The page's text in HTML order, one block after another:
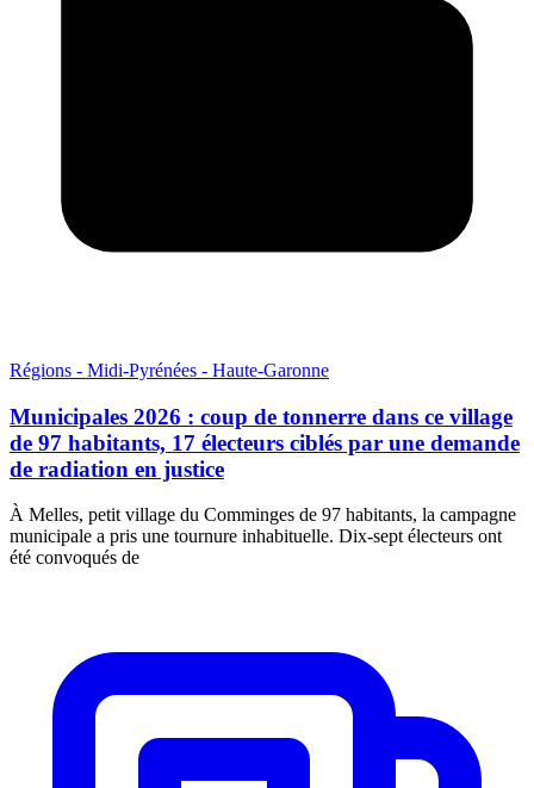
Régions - Midi-Pyrénées - Haute-Garonne
Municipales 2026 : coup de tonnerre dans ce village
de 97 habitants, 17 électeurs ciblés par une demande
de radiation en justice
À Melles, petit village du Comminges de 97 habitants, la campagne
municipale a pris une tournure inhabituelle. Dix-sept électeurs ont
été convoqués de